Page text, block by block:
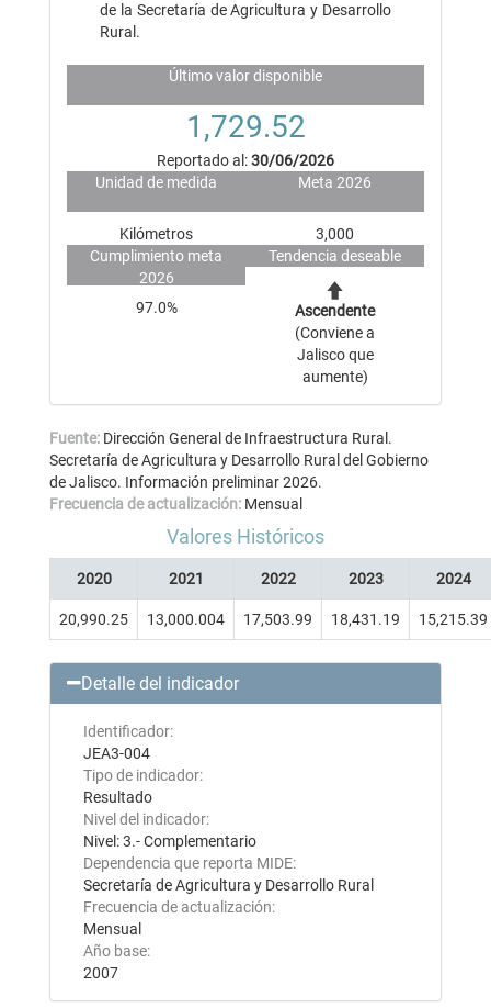
de la Secretaría de Agricultura y Desarrollo
Rural.
Último valor disponible
1,729.52
Reportado al:30/06/2026
Unidad de medida
Kilómetros
Meta 2026
3,000
Cumplimiento meta
2026
97.0%
Tendencia deseable
Ascendente
(Conviene a
Jalisco que
aumente)
Fuente: Dirección General de Infraestructura Rural.
Secretaría de Agricultura y Desarrollo Rural del Gobierno
de Jalisco. Información preliminar 2026.
Frecuencia de actualización: Mensual
Valores Históricos
2020 2021 2022 2023 2024
20,990.25 13,000.004 17,503.99 18,431.19 15,215.39
Detalle del indicador
Identificador:
JEA3-004
Tipo de indicador:
Resultado
Nivel del indicador:
Nivel: 3.- Complementario
Dependencia que reporta MIDE:
Secretaría de Agricultura y Desarrollo Rural
Frecuencia de actualización:
Mensual
Año base:
2007